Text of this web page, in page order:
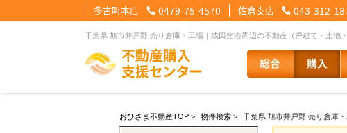
千葉県 旭市井戸野 売り倉庫・工場｜成田空港周辺の不動産（戸建て・土地
多古町本店 0479-75-4570 佐倉支店 043-312-
【住宅ローンメニュー】
【会社情報メニュー】
【お問合せメニュー】
おひさま不動産TOP > 物件検索 > 千葉県 旭市井戸野 売り倉庫